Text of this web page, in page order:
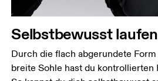
Selbstbewusst laufen
Durch die flach abgerundete
breite Sohle hast du kontrollierten